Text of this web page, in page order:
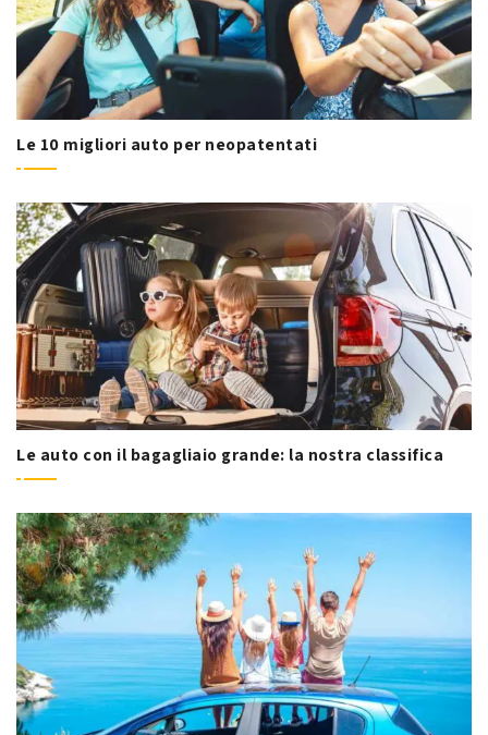
Le 10 migliori auto per neopatentati
Le auto con il bagagliaio grande: la nostra classifica